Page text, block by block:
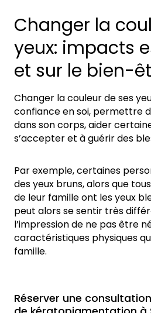
Changer la
yeux: impacts
et sur le bien-
Changer la couleur de ses
confiance en soi, permettre
dans son corps, aider
s’accepter et à guérir des
Par exemple, certaines
des yeux bruns, alors que
de leur famille ont les yeux
peut alors se sentir très
l’impression de ne pas être
caractéristiques physiques
famille.
Réserver une